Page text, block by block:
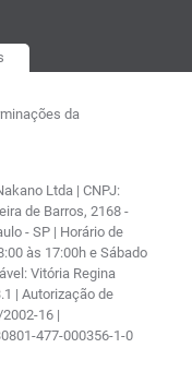
da
Ltda | CNPJ:
de Barros, 2168 -
- SP | Horário de
às 17:00h e Sábado
Vitória Regina
| Autorização de
16 |
477-000356-1-0